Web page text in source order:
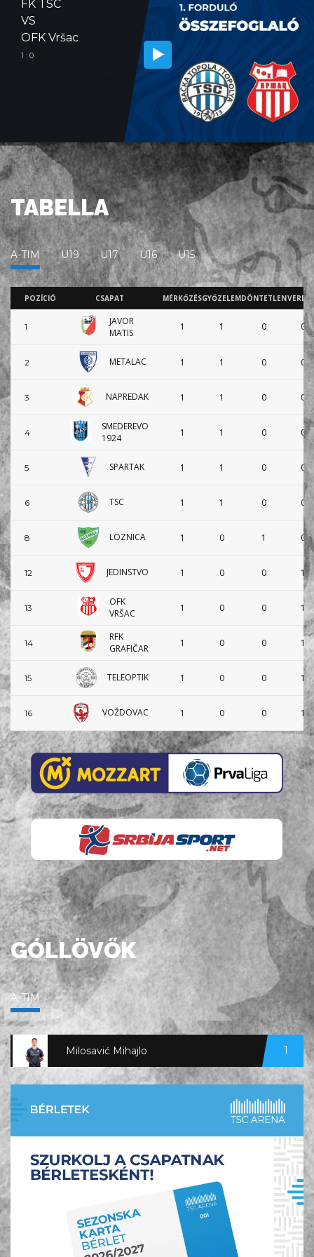
FK TSC
VS
OFK Vršac
1 : 0
TABELLA
A-TIM U19 U17 U16 U15
POZÍCIÓ CSAPAT MÉRKŐZÉSGYŐZELEMDÖNTETLEN
1
JAVOR
MATIS
1 1 0 0
2 METALAC 1 1 0 0
3 NAPREDAK 1 1 0 0
4
SMEDEREVO
1924
1 1 0 0
5 SPARTAK 1 1 0 0
6 TSC 1 1 0 0
8 LOZNICA 1 0 1 0
12 JEDINSTVO 1 0 0 1
13
OFK
VRŠAC
1 0 0 1
14
RFK
GRAFIČAR
1 0 0 1
15 TELEOPTIK 1 0 0 1
16 VOŽDOVAC 1 0 0 1
GÓLLÖVŐK
A-TIM
Milosavić Mihajlo 1